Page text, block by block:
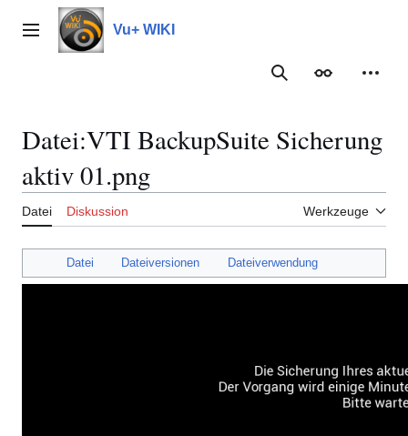
Inhalt
springenHauptmenü Vu+ WIKI
Suche
Datei:VTI BackupSuite Sicherung
aktiv 01.png
Datei Diskussion Werkzeuge
Datei Dateiversionen Dateiverwendung